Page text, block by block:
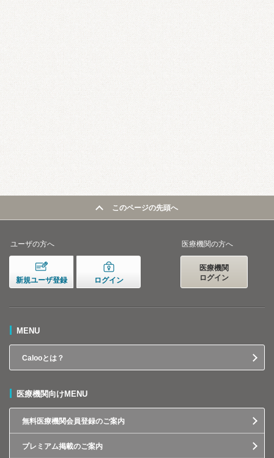
このページの先頭へ
ユーザの方へ
新規ユーザ登録 ログイン
医療機関の方へ
医療機関
ログイン
MENU
Calooとは？
医療機関向けMENU
無料医療機関会員登録のご案内
プレミアム掲載のご案内